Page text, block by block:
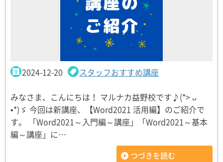
2024-12-20 スタッフおすすめ講座
みなさま、こんにちは！ マルナカ益野校です♪(*> ᴗ
•*)ゞ 今回は新講座、【Word2021 活用編】のご紹介で
す。 「Word2021～入門編～講座」「Word2021～基本
編～講座」に…
つづきを読む